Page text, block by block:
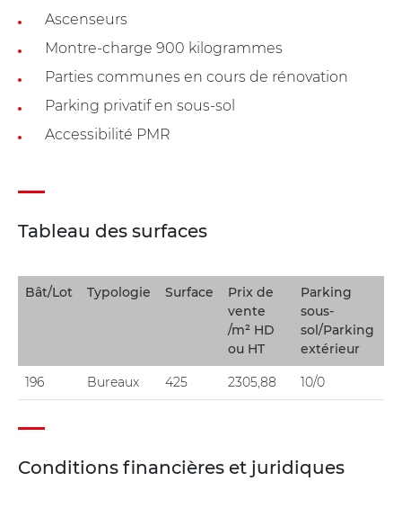
Ascenseurs
Montre-charge 900 kilogrammes
Parties communes en cours de rénovation
Parking privatif en sous-sol
Accessibilité PMR
Tableau des surfaces
Bât/Lot Typologie Surface
Prix de
vente
/m² HD
ou HT
Parking
sous-
sol/Parking
extérieur
196 Bureaux 425 2305,88 10/0
Conditions financières et juridiques